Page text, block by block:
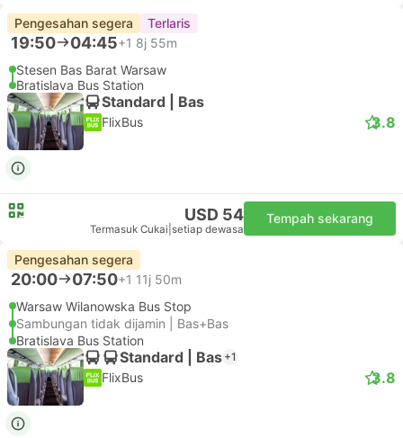
Pengesahan segera Terlaris
19:50 04:45+1 8j 55m
Stesen Bas Barat Warsaw
Bratislava Bus Station
Standard | Bas
FlixBus 3.8
USD 54
Termasuk Cukai setiap dewasa
Tempah sekarang
Pengesahan segera
20:00 07:50+1 11j 50m
Warsaw Wilanowska Bus Stop
Sambungan tidak dijamin | Bas+Bas
Bratislava Bus Station
Standard | Bas +1
FlixBus 3.8